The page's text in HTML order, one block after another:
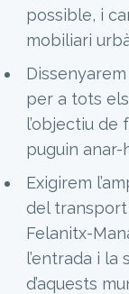
possible, i
mobiliari
per a tots
l’objectiu de
puguin
Exigirem
del
Felanitx-
l’entrada i
d’aquests